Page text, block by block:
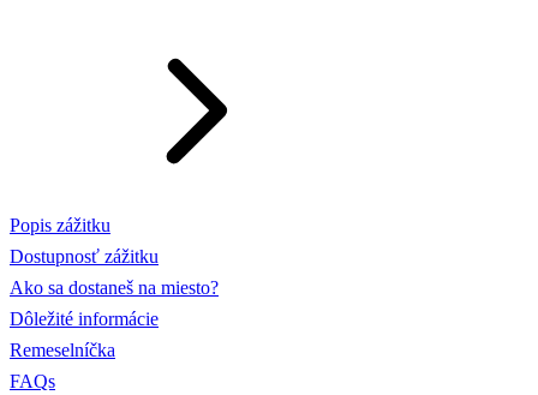
Popis zážitku
Dostupnosť zážitku
Ako sa dostaneš na miesto?
Dôležité informácie
Remeselníčka
FAQs